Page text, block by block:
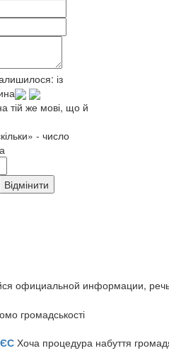
із
тій же мові, що й
- число
официальной информации, речь
громадськості
Хоча процедура набуття